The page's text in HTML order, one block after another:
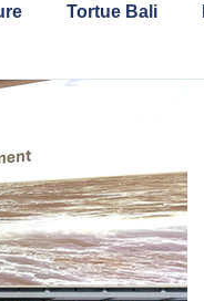
Tortue Bali
conférence